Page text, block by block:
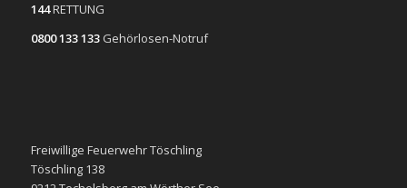
144RETTUNG
0800 133 133 Gehörlosen-Notruf
Freiwillige Feuerwehr Töschling
Töschling 138